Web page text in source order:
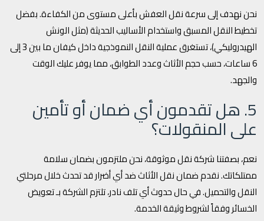
نحن نهدف إلى سرعة نقل العفش بأعلى مستوى من الكفاءة. بفضل
تخطيط النقل المسبق واستخدام الأساليب الحديثة (مثل الونش
الهيدروليكي)، تستغرق عملية النقل النموذجية داخل كيفان ما بين 3 إلى
6 ساعات، حسب حجم الأثاث وعدد الطوابق، مما يوفر عليك الوقت
والجهد.
5. هل تقدمون أي ضمان أو تأمين
على المنقولات؟
نعم، بصفتنا شركة نقل موثوقة، نحن ملتزمون بضمان سلامة
ممتلكاتك. نقدم ضمان نقل الأثاث ضد أي أضرار قد تحدث خلال مرحلتي
النقل والتحميل. في حال حدوث أي تلف نادر، تلتزم الشركة بـ تعويض
الخسائر وفقاً لشروط وثيقة الخدمة.